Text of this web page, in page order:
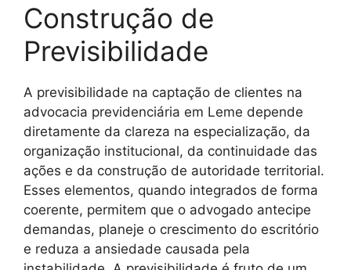
Construção de
Previsibilidade
A previsibilidade na captação de clientes na
advocacia previdenciária em Leme depende
diretamente da clareza na especialização, da
organização institucional, da continuidade das
ações e da construção de autoridade territorial.
Esses elementos, quando integrados de forma
coerente, permitem que o advogado antecipe
demandas, planeje o crescimento do escritório
e reduza a ansiedade causada pela